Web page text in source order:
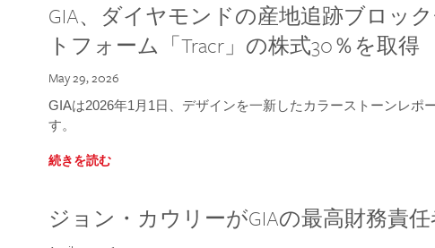
GIA、ダイヤモンドの産地追跡ブロッ
トフォーム「Tracr」の株式30％を取得
May 29, 2026
GIAは2026年1月1日、デザインを一新したカラーストーンレポ
す。
続きを読む
ジョン・カウリーがGIAの最高財務責